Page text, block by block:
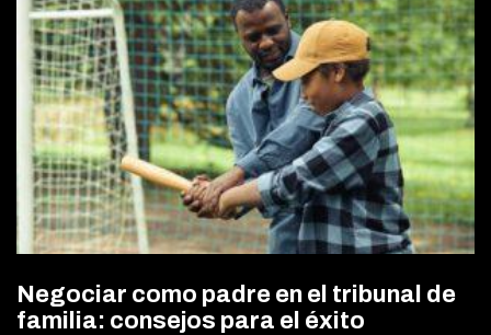
Negociar como padre en el tribunal de
familia: consejos para el éxito